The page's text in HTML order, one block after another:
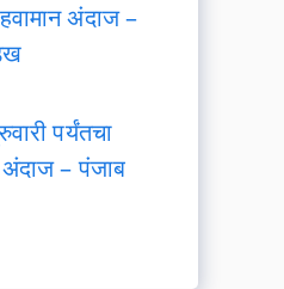
अंदाज –
पर्यंतचा
अंदाज – पंजाब